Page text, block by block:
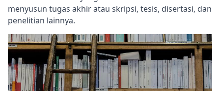
menyusun tugas akhir atau skripsi, tesis, disertasi, dan
penelitian lainnya.